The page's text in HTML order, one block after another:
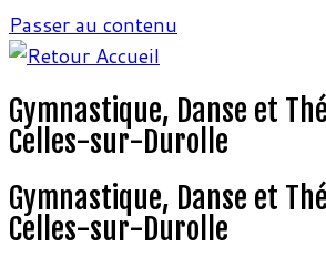
Passer au contenu
Gymnastique, Danse et
Celles-sur-Durolle
Gymnastique, Danse et
Celles-sur-Durolle